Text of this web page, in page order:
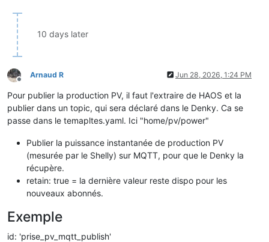
10 days later
Offline
Arnaud R Jun 28, 2026, 1:24 PM
Pour publier la production PV, il faut l'extraire de HAOS et la
publier dans un topic, qui sera déclaré dans le Denky. Ca se
passe dans le temapltes.yaml. Ici "home/pv/power"
Publier la puissance instantanée de production PV
(mesurée par le Shelly) sur MQTT, pour que le Denky la
récupère.
retain: true = la dernière valeur reste dispo pour les
nouveaux abonnés.
Exemple
id: 'prise_pv_mqtt_publish'